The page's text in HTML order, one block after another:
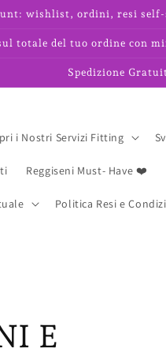
wishlist, ordini, resi
totale del tuo ordine con
Spedizione
i Nostri Servizi Fitting
Reggiseni Must- Have ❤️
Politica Resi e
E